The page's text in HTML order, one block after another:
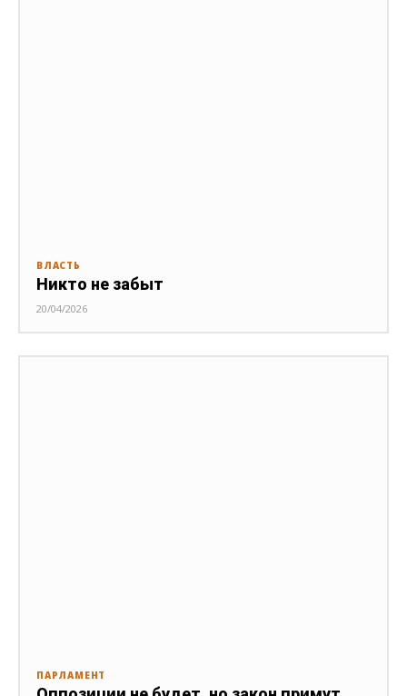
ВЛАСТЬ
Никто не забыт
20/04/2026
ПАРЛАМЕНТ